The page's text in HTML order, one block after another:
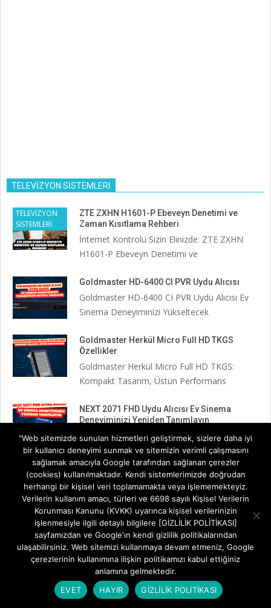
TELEVİZYON SİSTEMLERİ
TELEVİZYON
SİSTEMLERİ
ZTE ZXHN H1601-P Ebeveyn Denetimi ve
Zaman Kısıtlama Rehberi
İnternet Kontrolü Sizin Elinizde: ZTE ZXHN
H1601-P Ebeveyn Denetimi ve
Goldmaster HD-6400 CI PVR Uydu Alıcısı
Goldmaster HD-6400 CI PVR Uydu Alıcısı Ev
Sinema Deneyiminizi Yükseltecek
Goldmaster Herkül Micro Full HD TKGS
Özellikler
Goldmaster Herkül Micro Full HD TKGS:
Kompakt Tasarım, Üstün Performans
NEXT 2071 FHD Uydu Alıcısı Ev Sinema
Deneyiminizi Yeniden Tanımlayın
NEXT 2071 FHD Uydu Alıcısı: Ev Sinema
Deneyiminizi Yeniden Tanımlayın
Redline S150 HD Kurulum Rehberi
Televizyon Keyfinizi Kesintisiz Kılın: Redline
S150 HD Kurulum Rehberi Yeni
Redline S150 HD Uydu Alıcı İncelemesi
Televizyon Keyfini Standartların Ötesine
Taşıyın Redline S150 HD Uydu Alıcı
Next Minix HD Black 3 Kurulum Rehberi
"Web sitemizde sunulan hizmetleri geliştirmek, sizlere daha iyi
bir kullanıcı deneyimi sunmak ve sitemizin verimli çalışmasını
sağlamak amacıyla Google tarafından sağlanan çerezler
(cookies) kullanılmaktadır. Kendi sistemlerimizde doğrudan
herhangi bir kişisel veri toplamamakta veya işlememekteyiz.
Verilerin kullanım amacı, türleri ve 6698 sayılı Kişisel Verilerin
Korunması Kanunu (KVKK) uyarınca kişisel verilerinizin
işlenmesiyle ilgili detaylı bilgilere [GİZLİLİK POLİTİKASI]
sayfamızdan ve Google'ın kendi gizlilik politikalarından
ulaşabilirsiniz. Web sitemizi kullanmaya devam etmeniz, Google
çerezlerinin kullanımına ilişkin politikamızı kabul ettiğiniz
anlamına gelmektedir.
EVET
HAYIR GİZLİLİK POLİTİKASI